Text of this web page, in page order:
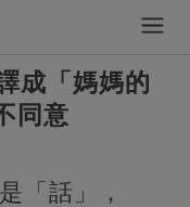
成「媽媽的
同意
「話」，